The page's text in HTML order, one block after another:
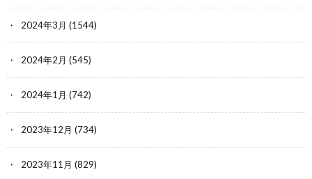
2024年3月 (1544)
2024年2月 (545)
2024年1月 (742)
2023年12月 (734)
2023年11月 (829)